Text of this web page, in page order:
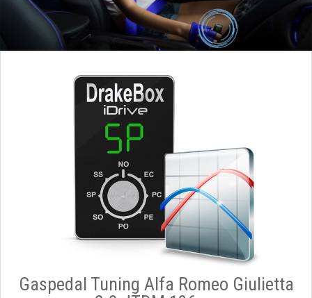
Gaspedal Tuning Alfa Romeo Giulietta